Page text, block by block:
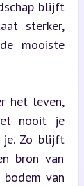
blijft
sterker,
mooiste
het leven,
nooit je
je. Zo blijft
bron van
van